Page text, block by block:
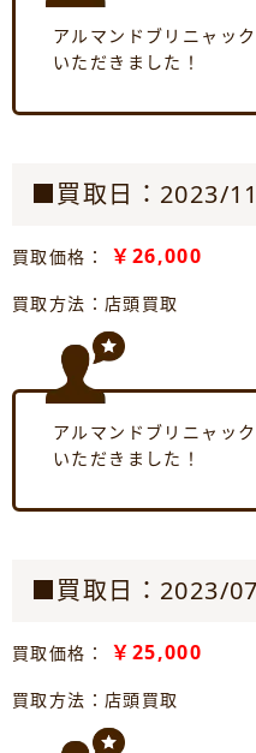
アルマンドブリニャッ
いただきました！
■買取日：2023/
買取価格： ￥26,000
買取方法：店頭買取
アルマンドブリニャッ
いただきました！
■買取日：2023/
買取価格： ￥25,000
買取方法：店頭買取